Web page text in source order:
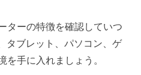
ターの特徴を確認していつ
タブレット、パソコン、ゲ
を手に入れましょう。